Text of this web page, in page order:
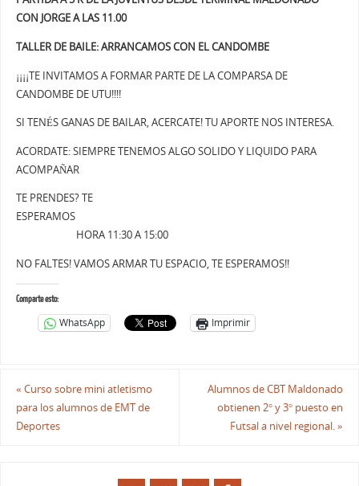
CON JORGE A LAS 11.00
TALLER DE BAILE: ARRANCAMOS CON EL CANDOMBE
¡¡¡¡TE INVITAMOS A FORMAR PARTE DE LA COMPARSA DE
CANDOMBE DE UTU!!!!
SI TENÉS GANAS DE BAILAR, ACERCATE! TU APORTE NOS INTERESA.
ACORDATE: SIEMPRE TENEMOS ALGO SOLIDO Y LIQUIDO PARA
ACOMPAÑAR
TE PRENDES? TE
ESPERAMOS
HORA 11:30 A 15:00
NO FALTES! VAMOS ARMAR TU ESPACIO, TE ESPERAMOS!!
Comparte esto:
WhatsApp Imprimir
« Curso sobre mini atletismo
para los alumnos de EMT de
Deportes
Alumnos de CBT Maldonado
obtienen 2° y 3° puesto en
Futsal a nivel regional.»